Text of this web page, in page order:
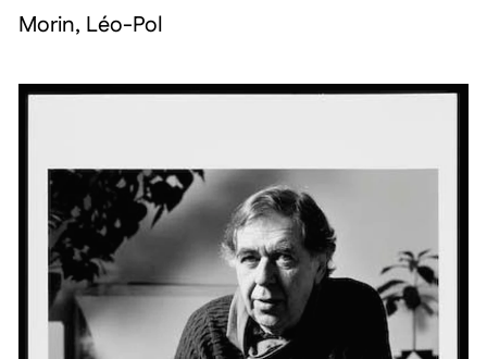
Morin, Léo-Pol